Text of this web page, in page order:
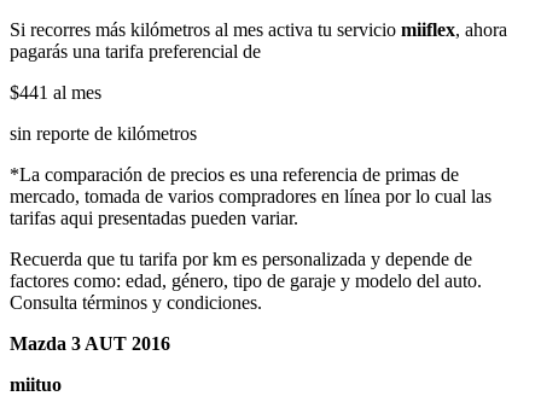
Si recorres más kilómetros al mes activa tu servicio miiflex, ahora
pagarás una tarifa preferencial de
$441 al mes
sin reporte de kilómetros
*La comparación de precios es una referencia de primas de
mercado, tomada de varios compradores en línea por lo cual las
tarifas aqui presentadas pueden variar.
Recuerda que tu tarifa por km es personalizada y depende de
factores como: edad, género, tipo de garaje y modelo del auto.
Consulta términos y condiciones.
Mazda 3 AUT 2016
miituo